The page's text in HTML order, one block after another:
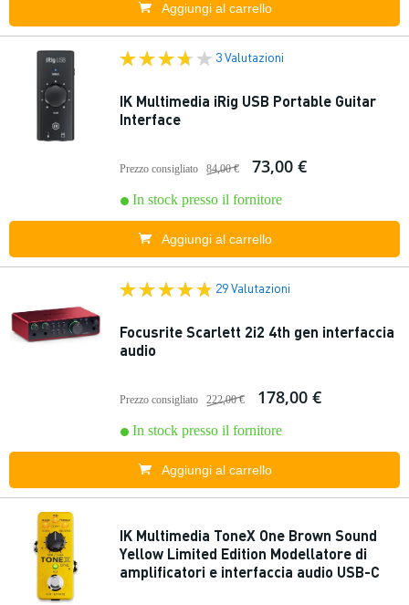
Aggiungi al carrello
3 Valutazioni
IK Multimedia iRig USB Portable Guitar
Interface
Prezzo consigliato 84,00 € 73,00 €
In stock presso il fornitore
Aggiungi al carrello
29 Valutazioni
Focusrite Scarlett 2i2 4th gen interfaccia
audio
Prezzo consigliato 222,00 € 178,00 €
In stock presso il fornitore
Aggiungi al carrello
IK Multimedia ToneX One Brown Sound
Yellow Limited Edition Modellatore di
amplificatori e interfaccia audio USB-C